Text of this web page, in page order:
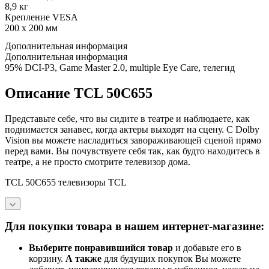
8,9 кг
Крепление VESA
200 x 200 мм
Дополнительная информация
Дополнительная информация
95% DCI-P3, Game Master 2.0, multiple Eye Care, телегид
Описание TCL 50C655
Представьте себе, что вы сидите в театре и наблюдаете, как
поднимается занавес, когда актеры выходят на сцену. С Dolby
Vision вы можете насладиться завораживающей сценой прямо
перед вами. Вы почувствуете себя так, как будто находитесь в
театре, а не просто смотрите телевизор дома.
TCL 50C655 телевизоры TCL
Для покупки товара в нашем интернет-магазине:
Выберите понравившийся товар и добавьте его в
корзину. А также для будущих покупок Вы можете